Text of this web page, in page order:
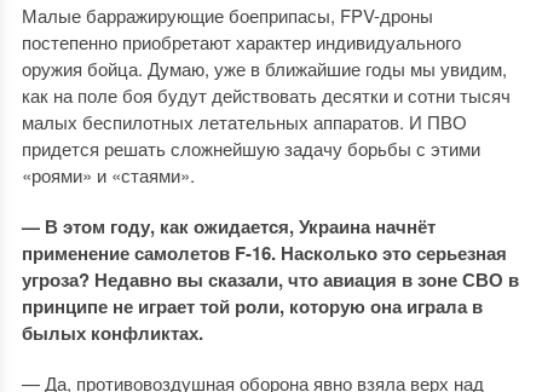
Малые барражирующие боеприпасы, FPV-дроны
постепенно приобретают характер индивидуального
оружия бойца. Думаю, уже в ближайшие годы мы увидим,
как на поле боя будут действовать десятки и сотни тысяч
малых беспилотных летательных аппаратов. И ПВО
придется решать сложнейшую задачу борьбы с этими
«роями» и «стаями».
— В этом году, как ожидается, Украина начнёт
применение самолетов F-16. Насколько это серьезная
угроза? Недавно вы сказали, что авиация в зоне СВО в
принципе не играет той роли, которую она играла в
былых конфликтах.
— Да, противовоздушная оборона явно взяла верх над